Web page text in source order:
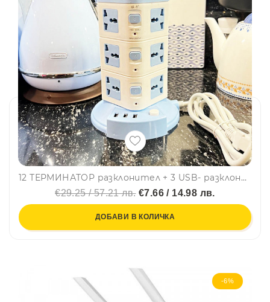
12 ТЕРМИНАТОР разклонител + 3 USB- разклонител с 12 гнезда ~220V и 3 USB порта, 2.1A, LH-A03U, BFO, BF22
€29.25 / 57.21 лв.€7.66 / 14.98 лв.
ДОБАВИ В КОЛИЧКА
-6%